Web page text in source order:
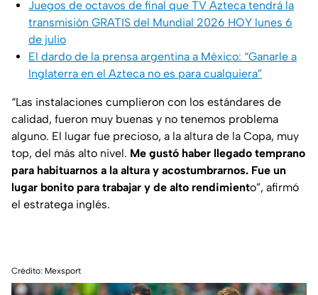
Juegos de octavos de final que TV Azteca tendrá la
transmisión GRATIS del Mundial 2026 HOY lunes 6
de julio
El dardo de la prensa argentina a México: “Ganarle a
Inglaterra en el Azteca no es para cualquiera”
“Las instalaciones cumplieron con los estándares de
calidad, fueron muy buenas y no tenemos problema
alguno. El lugar fue precioso, a la altura de la Copa, muy
top, del más alto nivel. Me gustó haber llegado temprano
para habituarnos a la altura y acostumbrarnos. Fue un
lugar bonito para trabajar y de alto rendimiento”, afirmó
el estratega inglés.
Crédito: Mexsport